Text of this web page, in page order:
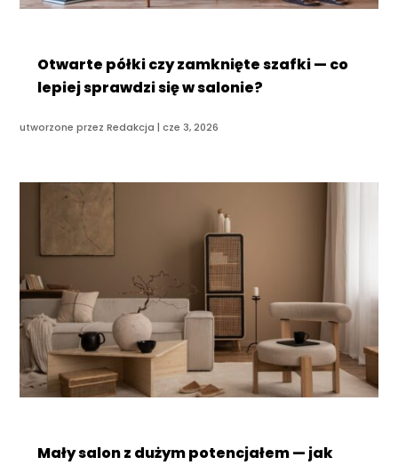
Otwarte półki czy zamknięte szafki — co
lepiej sprawdzi się w salonie?
utworzone przezRedakcja |cze 3, 2026
Mały salon z dużym potencjałem — jak